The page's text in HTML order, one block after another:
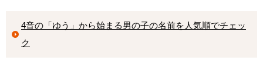
4音の「ゆう」から始まる男の子の名前を人気順でチェッ
ク